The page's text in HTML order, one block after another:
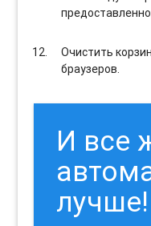
Очистить
браузеров.
И все
лучше!